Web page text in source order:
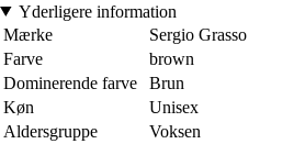
Yderligere information
Mærke
Sergio Grasso
Farve
brown
Dominerende farve
Brun
Køn
Unisex
Aldersgruppe
Voksen